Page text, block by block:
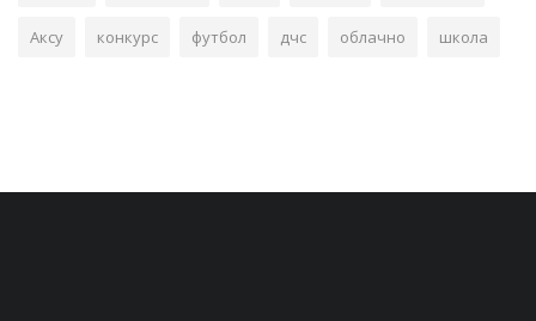
Аксу конкурс футбол дчс облачно школа